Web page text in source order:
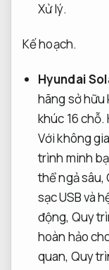
Xử lý.
Kế hoạch.
Hyundai
hãng sở
khúc 16 chỗ.
Với không
trình minh
thể ngả sâu,
sạc USB và
động, Quy
hoàn hảo
quan, Quy